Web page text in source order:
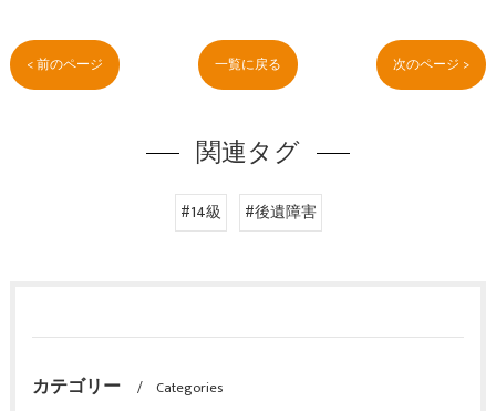
< 前のページ 一覧に戻る 次のページ >
関連タグ
#14級 #後遺障害
カテゴリー
Categories